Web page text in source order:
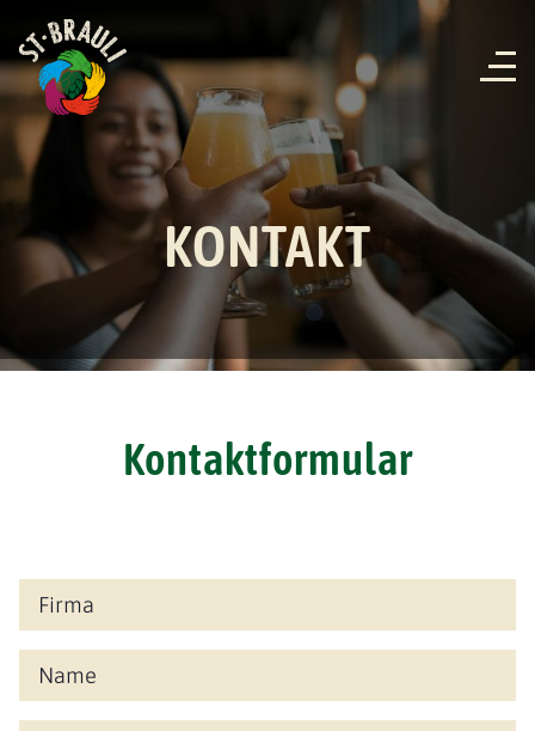
KONTAKT
Kontaktformular